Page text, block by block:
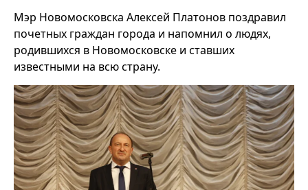
Мэр Новомосковска Алексей Платонов поздравил
почетных граждан города и напомнил о людях,
родившихся в Новомосковске и ставших
известными на всю страну.